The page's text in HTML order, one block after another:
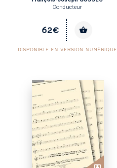
Conducteur
62€
DISPONIBLE EN VERSION NUMÉRIQUE